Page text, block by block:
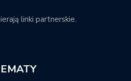
linki partnerskie.